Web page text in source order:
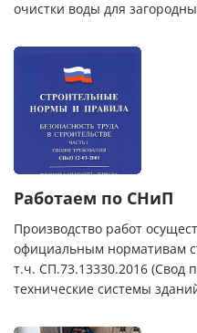
очистки воды для
Работаем по СНиП
Производство работ
официальным нормативам
т.ч. СП.73.13330.2016 (Свод
технические системы